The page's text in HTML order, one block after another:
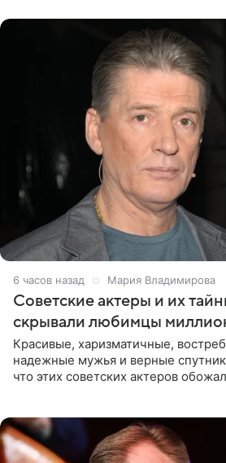
6 часов назад Мария Владимирова
Советские актеры и их
скрывали любимцы
Красивые, харизматичные,
надежные мужья и верные
что этих советских актеров